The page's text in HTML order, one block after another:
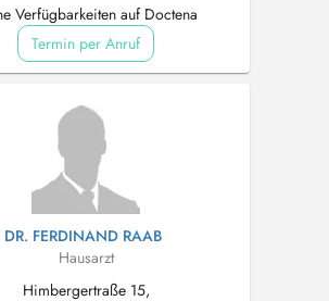
Verfügbarkeiten auf Doctena
Termin per Anruf
DR. FERDINAND RAAB
Hausarzt
Himbergertraße 15,